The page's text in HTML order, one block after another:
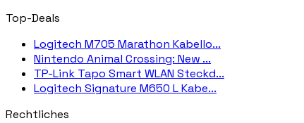
Top-Deals
Logitech M705 Marathon Kabello...
Nintendo Animal Crossing: New ...
TP-Link Tapo Smart WLAN Steckd...
Logitech Signature M650 L Kabe...
Rechtliches